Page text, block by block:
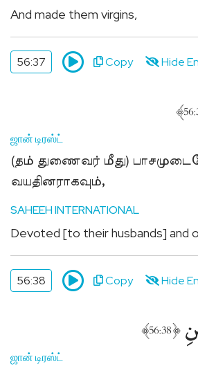
And made them virgins,
56:37 Copy Hide
﴾
ஜான் டிரஸ்ட்
(தம் துணைவர் மீது)
வயதினராகவும்,
SAHEEH INTERNATIONAL
Devoted [to their husbands] and
56:38 Copy Hide
﴿56:38﴾
ஜான் டிரஸ்ட்